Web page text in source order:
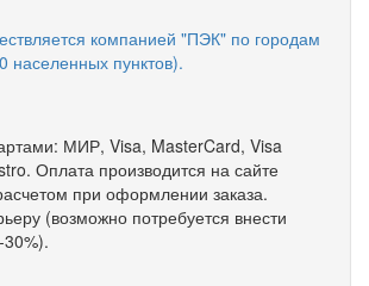
компанией "ПЭК" по городам
населенных пунктов).
МИР, Visa, MasterCard, Visa
Оплата производится на сайте
при оформлении заказа.
(возможно потребуется внести